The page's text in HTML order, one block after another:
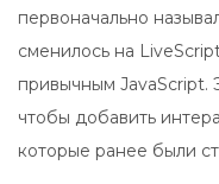
первоначально
сменилось на
привычным JavaScript.
чтобы добавить
которые ранее были